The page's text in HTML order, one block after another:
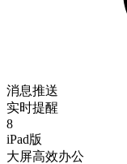
消息推送
实时提醒
8
iPad版
大屏高效办公